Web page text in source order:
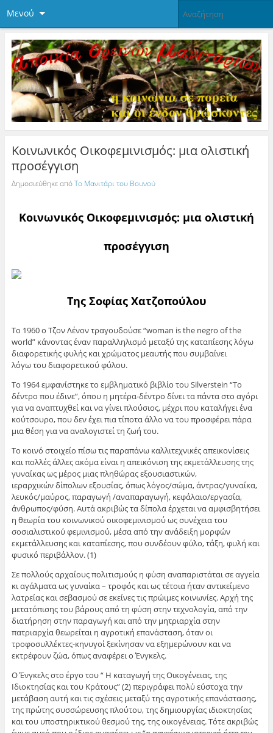
Μενού
Κοινωνικός Οικοφεμινισμός: μια ολιστική
προσέγγιση
Δημοσιεύθηκε απόΤο Μανιτάρι του Βουνού
Κοινωνικός Οικοφεμινισμός: μια ολιστική
προσέγγιση
Της Σοφίας Χατζοπούλου
To 1960 o Τζον Λένον τραγουδούσε “woman is the negro of the
world” κάνοντας έναν παραλληλισμό μεταξύ της καταπίεσης λόγω
διαφορετικής φυλής και χρώματος μεαυτής που συμβαίνει
λόγω του διαφορετικού φύλου.
Το 1964 εμφανίστηκε το εμβληματικό βιβλίο του Silverstein “Το
δέντρο που έδινε”, όπου η μητέρα-δέντρο δίνει τα πάντα στο αγόρι
για να αναπτυχθεί και να γίνει πλούσιος, μέχρι που καταλήγει ένα
κούτσουρο, που δεν έχει πια τίποτα άλλο να του προσφέρει πάρα
μια θέση για να αναλογιστεί τη ζωή του.
Το κοινό στοιχείο πίσω τις παραπάνω καλλιτεχνικές απεικονίσεις
και πολλές άλλες ακόμα είναι η απεικόνιση της εκμετάλλευσης της
γυναίκας ως μέρος μιας πληθώρας εξουσιαστικών,
ιεραρχικών δίπολων εξουσίας, όπως λόγος/σώμα, άντρας/γυναίκα,
λευκός/μαύρος, παραγωγή /αναπαραγωγή, κεφάλαιο/εργασία,
άνθρωπος/φύση. Αυτά ακριβώς τα δίπολα έρχεται να αμφισβητήσει
η θεωρία του κοινωνικού οικοφεμινισμού ως συνέχεια του
σοσιαλιστικού φεμινισμού, μέσα από την ανάδειξη μορφών
εκμετάλλευσης και καταπίεσης, που συνδέουν φύλο, τάξη, φυλή και
φυσικό περιβάλλον. (1)
Σε πολλούς αρχαίους πολιτισμούς η φύση αναπαριστάται σε αγγεία
κι αγάλματα ως γυναίκα – τροφός και ως τέτοια ήταν αντικείμενο
λατρείας και σεβασμού σε εκείνες τις πρώιμες κοινωνίες. Αρχή της
μετατόπισης του βάρους από τη φύση στην τεχνολογία, από την
διατήρηση στην παραγωγή και από την μητριαρχία στην
πατριαρχία θεωρείται η αγροτική επανάσταση, όταν οι
τροφοσυλλέκτες-κηνυγοί ξεκίνησαν να εξημερώνουν και να
εκτρέφουν ζώα, όπως αναφέρει ο Ένγκελς.
Ο Ένγκελς στο έργο του “ Η καταγωγή της Οικογένειας, της
Ιδιοκτησίας και του Κράτους” (2) περιγράφει πολύ εύστοχα την
μετάβαση αυτή και τις σχέσεις μεταξύ της αγροτικής επανάστασης,
της πρώτης συσσώρευσης πλούτου, της δημιουργίας ιδιοκτησίας
και του υποστηρικτικού θεσμού της, της οικογένειας. Τότε ακριβώς